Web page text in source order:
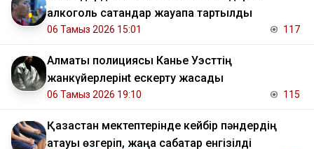
алкоголь сатқандар жауапқа тартылды
06 Тамыз 2026 15:01 117
Алматы полициясы Канье Уэсттің
жанкүйерлерінt ескерту жасады
06 Тамыз 2026 19:10 115
Қазақстан мектептерінде кейбір пәндердің
атауы өзгеріп, жаңа сабақтар енгізілді